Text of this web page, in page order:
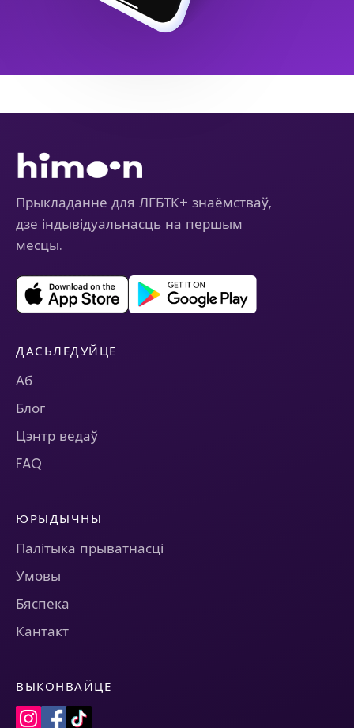
Прыкладанне для ЛГБТК+ знаёмстваў,
дзе індывідуальнасць на першым
месцы.
ДАСЬЛЕДУЙЦЕ
Аб
Блог
Цэнтр ведаў
FAQ
ЮРЫДЫЧНЫ
Палітыка прыватнасці
Умовы
Бяспека
Кантакт
ВЫКОНВАЙЦЕ